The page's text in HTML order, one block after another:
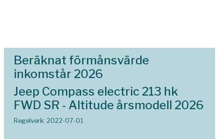
Beräknat förmånsvärde
inkomstår 2026
Jeep Compass electric 213 hk
FWD SR - Altitude årsmodell 2026
Regelverk: 2022-07-01